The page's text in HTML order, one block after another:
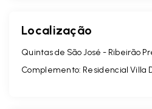
Localização
Quintas de São José - Ribeirão
Complemento: Residencial Villa